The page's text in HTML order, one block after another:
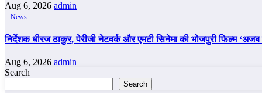
Aug 6, 2026 admin
News
निर्देशक धीरज ठाकुर, पेरीजी नेटवर्क और एमटी सिनेमा की भोजपुरी फिल्म
Aug 6, 2026 admin
Search
Search